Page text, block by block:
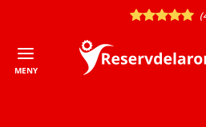
MENY